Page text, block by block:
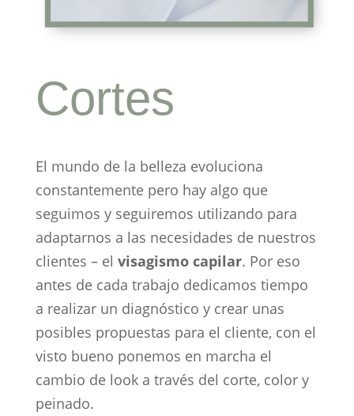
Cortes
El mundo de la belleza evoluciona
constantemente pero hay algo que
seguimos y seguiremos utilizando para
adaptarnos a las necesidades de nuestros
clientes – el visagismo capilar. Por eso
antes de cada trabajo dedicamos tiempo
a realizar un diagnóstico y crear unas
posibles propuestas para el cliente, con el
visto bueno ponemos en marcha el
cambio de look a través del corte, color y
peinado.